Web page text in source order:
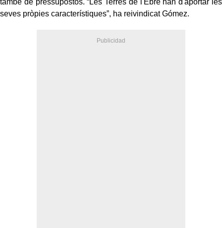
també de pressupostos. “Les Terres de l'Ebre han d'aportar les
seves pròpies característiques”, ha reivindicat Gómez.